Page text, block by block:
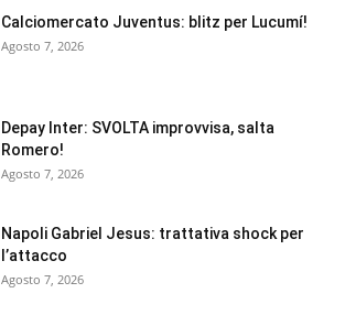
Calciomercato Juventus: blitz per Lucumí!
Agosto 7, 2026
Depay Inter: SVOLTA improvvisa, salta
Romero!
Agosto 7, 2026
Napoli Gabriel Jesus: trattativa shock per
l’attacco
Agosto 7, 2026